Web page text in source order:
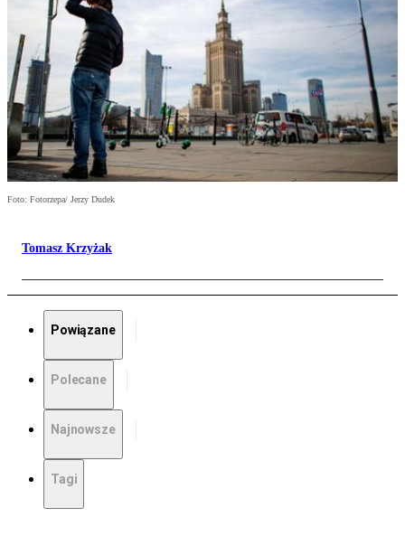
Foto: Fotorzepa/ Jerzy Dudek
Tomasz Krzyżak
Powiązane
Polecane
Najnowsze
Tagi